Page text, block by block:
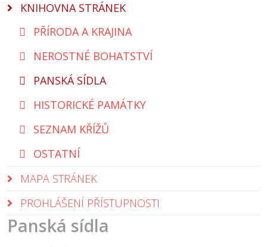
KNIHOVNA STRÁNEK
PŘÍRODA A KRAJINA
NEROSTNÉ BOHATSTVÍ
PANSKÁ SÍDLA
HISTORICKÉ PAMÁTKY
SEZNAM KŘÍŽŮ
OSTATNÍ
MAPA STRÁNEK
PROHLÁŠENÍ PŘÍSTUPNOSTI
Panská sídla